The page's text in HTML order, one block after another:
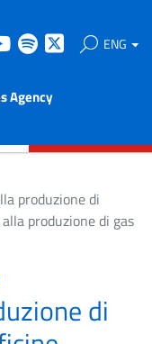
Youtube
Spotify ENG
Agency
produzione di
produzione di gas
di